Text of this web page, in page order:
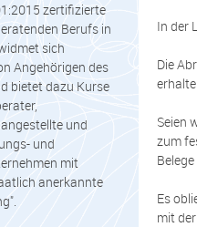
In der
Die
Seien
zum
Es
mit
zertifizierte
Berufs in
sich
Angehörigen des
bietet dazu Kurse
und
und
mit
anerkannte